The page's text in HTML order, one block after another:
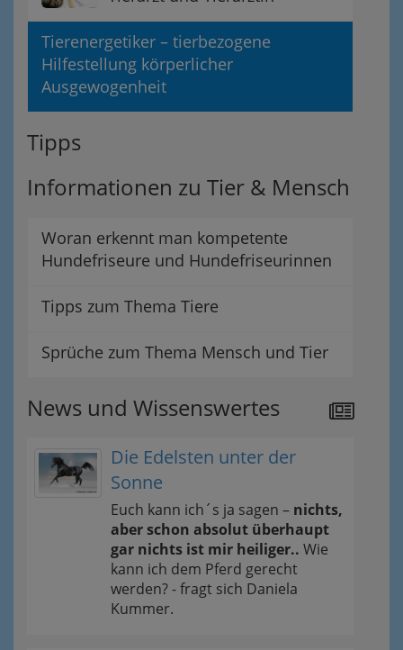
Tierenergetiker – tierbezogene
Hilfestellung körperlicher
Ausgewogenheit
Tipps
Informationen zu Tier & Mensch
Woran erkennt man kompetente
Hundefriseure und Hundefriseurinnen
Tipps zum Thema Tiere
Sprüche zum Thema Mensch und Tier
News und Wissenswertes
Die Edelsten unter der
Sonne
Euch kann ich´s ja sagen – nichts,
aber schon absolut überhaupt
gar nichts ist mir heiliger.. Wie
kann ich dem Pferd gerecht
werden? - fragt sich Daniela
Kummer.